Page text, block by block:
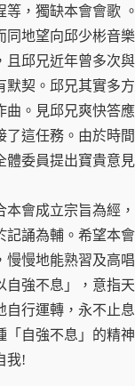
等，獨缺本會會歌
同地望向邱少彬音
且邱兄近年曾多次
默契。邱兄其實多
曲。見邱兄爽快答
了這任務。由於時
體委員提出寶貴意
本會成立宗旨為經
記誦為輔。希望本
慢慢地能熟習及高
自強不息」，意指
自行運轉，永不止
「自強不息」的精
我!